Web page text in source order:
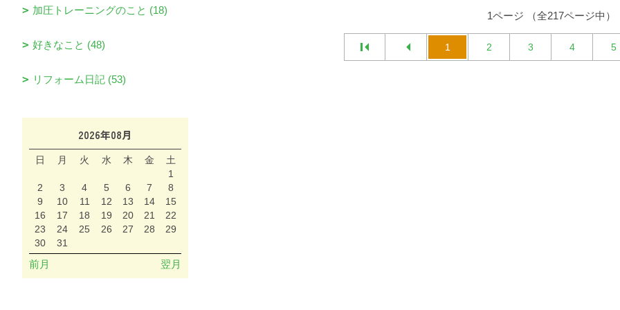
1ページ （全217ページ中）
1 2 3 4 5
加圧トレーニングのこと (18)
好きなこと (48)
リフォーム日記 (53)
2026年08月
日 月 火 水 木 金
土
1
2
3 4 5 6 7
8
9
10 11 12 13 14
15
16
17 18 19 20 21
22
23
24 25 26 27 28
29
30
31
前月 翌月